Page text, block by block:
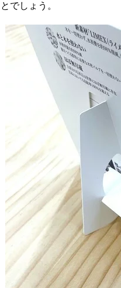
でしょう。